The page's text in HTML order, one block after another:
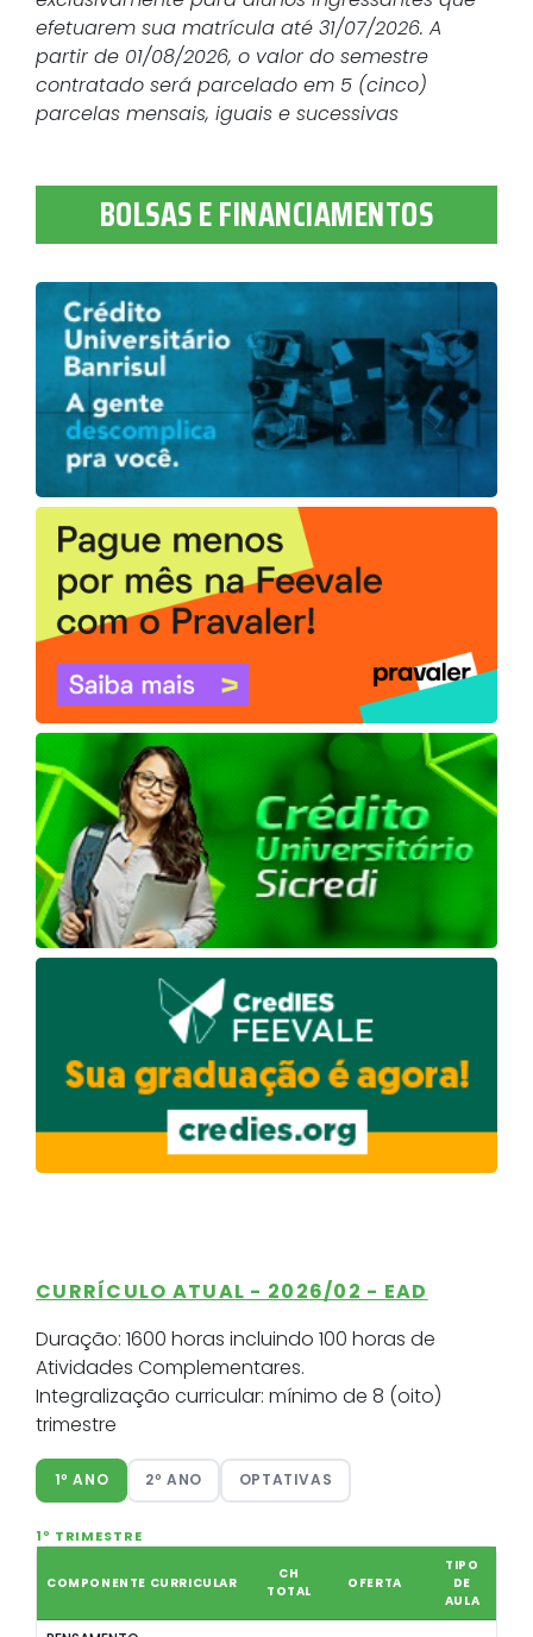
efetuarem sua matrícula até 31/07/2026. A
partir de 01/08/2026, o valor do semestre
contratado será parcelado em 5 (cinco)
parcelas mensais, iguais e sucessivas
BOLSAS E FINANCIAMENTOS
CURRÍCULO ATUAL - 2026/02 - EAD
Duração: 1600 horas incluindo 100 horas de
Atividades Complementares.
Integralização curricular: mínimo de 8 (oito)
trimestre
1º ANO 2º ANO OPTATIVAS
1º TRIMESTRE
COMPONENTE CURRICULAR
CH
TOTAL
OFERTA
TIPO
DE
AULA